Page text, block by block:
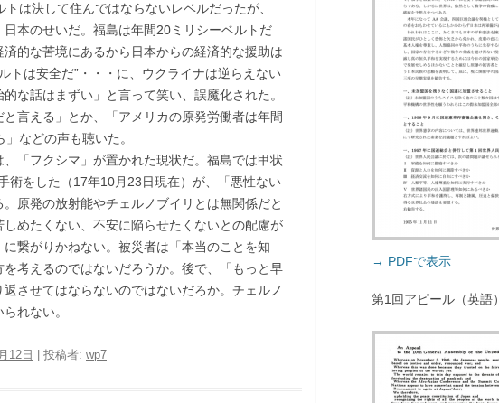
は決して住んではならないレベルだったが、
本のせいだ。福島は年間20ミリシーベルトだ
的な苦境にあるから日本からの経済的な援助は
トは安全だ”・・・に、ウクライナは逆らえない
な話はまずい」と言って笑い、誤魔化された。
言える」とか、「アメリカの原発労働者は年間
などの声も聴いた。
「フクシマ」が置かれた現状だ。福島では甲状
術をした（17年10月23日現在）が、「悪性ない
原発の放射能やチェルノブイリとは無関係だと
めたくない、不安に陥らせたくないとの配慮が
繋がりかねない。被災者は「本当のことを知
考えるのではないだろうか。後で、「もっと早
させてはならないのではないだろか。チェルノ
れない。
12日 投稿者: wp7
→ PDFで表示
第1回アピール（英語）